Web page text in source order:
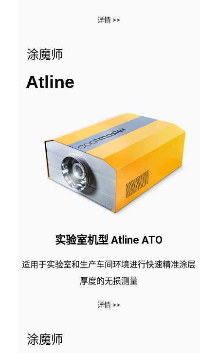
详情 >>
涂魔师
Atline
实验室机型 Atline ATO
适用于实验室和生产车间环境进行快速精准涂层
厚度的无损测量
详情 >>
涂魔师